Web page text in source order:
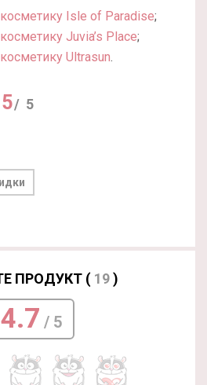
Isle of Paradise;
Juvia’s Place;
Ultrasun.
5/ 5
ПРОДУКТ ( 19)
4.7 / 5